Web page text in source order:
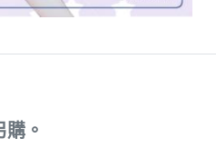
。